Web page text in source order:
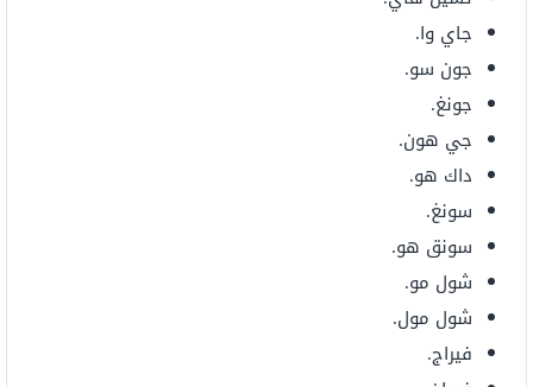
جاي وا.
جون سو.
جونغ.
جي هون.
داك هو.
سونغ.
سونق هو.
شول مو.
شول مول.
فيراج.